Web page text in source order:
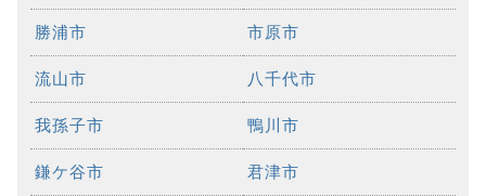
勝浦市 市原市
流山市 八千代市
我孫子市 鴨川市
鎌ケ谷市 君津市